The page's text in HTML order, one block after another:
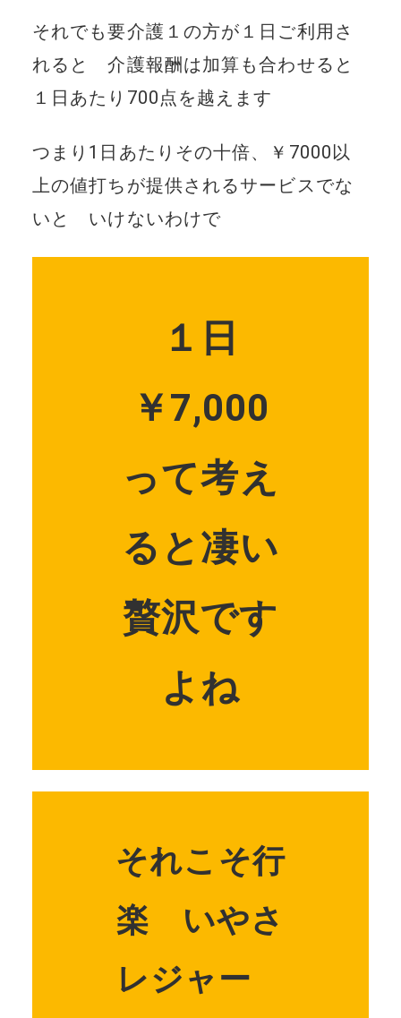
それでも要介護１の方が１日ご利用さ
れると 介護報酬は加算も合わせると
１日あたり700点を越えます
つまり1日あたりその十倍、￥7000以
上の値打ちが提供されるサービスでな
いと いけないわけで
１日
￥7,000
って考え
ると凄い
贅沢です
よね
それこそ行
楽 いやさ
レジャー